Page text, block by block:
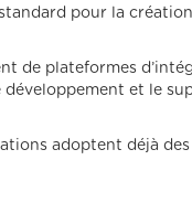
pour la
de plateformes
et le
adoptent déjà